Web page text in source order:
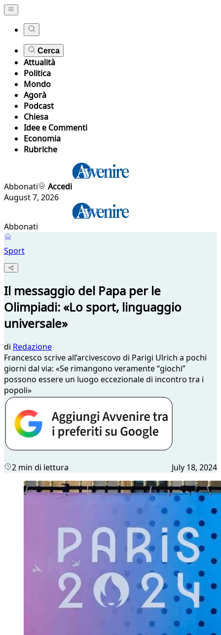
Cerca
Attualità
Politica
Mondo
Agorà
Podcast
Chiesa
Idee e Commenti
Economia
Rubriche
Abbonati
Accedi
August 7, 2026
Abbonati
Sport
Il messaggio del Papa per le
Olimpiadi: «Lo sport, linguaggio
universale»
di Redazione
Francesco scrive all’arcivescovo di Parigi Ulrich a pochi
giorni dal via: «Se rimangono veramente “giochi”
possono essere un luogo eccezionale di incontro tra i
popoli»
2 min di lettura July 18, 2024